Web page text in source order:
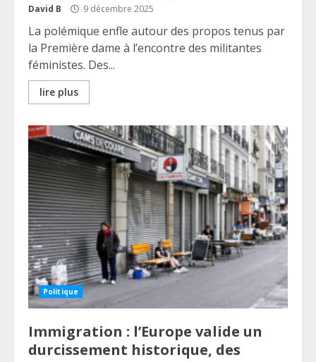
David B 9 décembre 2025
La polémique enfle autour des propos tenus par
la Première dame à l’encontre des militantes
féministes. Des...
lire plus
Politique
Immigration : l’Europe valide un
durcissement historique, des